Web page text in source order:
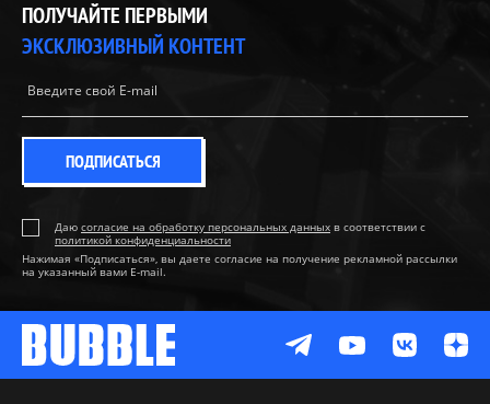
ПОЛУЧАЙТЕ ПЕРВЫМИ
ЭКСКЛЮЗИВНЫЙ КОНТЕНТ
ПОДПИСАТЬСЯ
Даю согласие на обработку персональных данных в соответствии с
политикой конфиденциальности
Нажимая «Подписаться», вы даете согласие на получение рекламной рассылки
на указанный вами E-mail.